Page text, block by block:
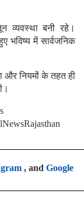
व्यवस्था बनी रहे।
भविष्य में सार्वजनिक
और नियमों के तहत ही
, and Google